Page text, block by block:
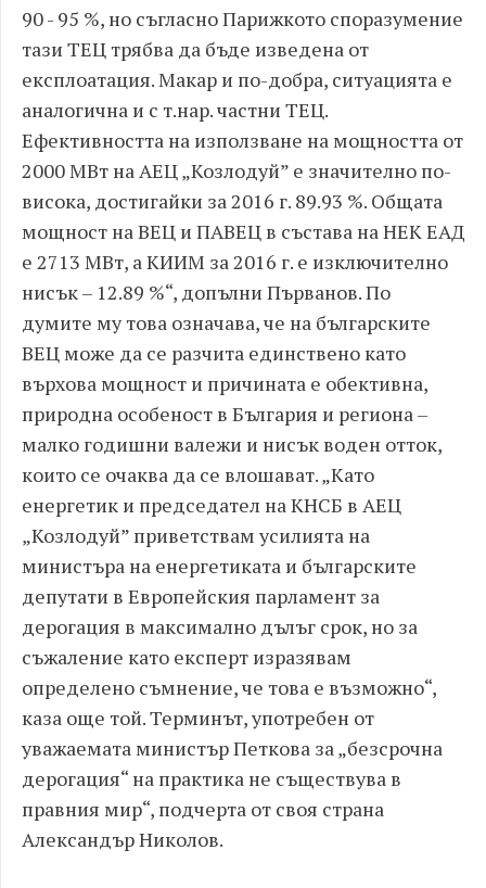
90 - 95 %, но съгласно Парижкото споразумение
тази ТЕЦ трябва да бъде изведена от
експлоатация. Макар и по-добра, ситуацията е
аналогична и с т.нар. частни ТЕЦ.
Ефективността на използване на мощността от
2000 МВт на АЕЦ „Козлодуй” е значително по-
висока, достигайки за 2016 г. 89.93 %. Общата
мощност на ВЕЦ и ПАВЕЦ в състава на НЕК ЕАД
е 2713 МВт, а КИИМ за 2016 г. е изключително
нисък – 12.89 %“, допълни Първанов. По
думите му това означава, че на българските
ВЕЦ може да се разчита единствено като
върхова мощност и причината е обективна,
природна особеност в България и региона –
малко годишни валежи и нисък воден отток,
които се очаква да се влошават. „Като
енергетик и председател на КНСБ в АЕЦ
„Козлодуй” приветствам усилията на
министъра на енергетиката и българските
депутати в Европейския парламент за
дерогация в максимално дълъг срок, но за
съжаление като експерт изразявам
определено съмнение, че това е възможно“,
каза още той. Терминът, употребен от
уважаемата министър Петкова за „безсрочна
дерогация“ на практика не съществува в
правния мир“, подчерта от своя страна
Александър Николов.